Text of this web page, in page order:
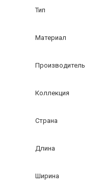
Тип
Материал
Производитель
Коллекция
Страна
Длина
Ширина